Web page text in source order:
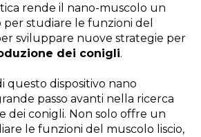
rende il nano-muscolo un
studiare le funzioni del
sviluppare nuove strategie per
dei conigli.
questo dispositivo nano
passo avanti nella ricerca
dei conigli. Non solo offre un
le funzioni del muscolo liscio,